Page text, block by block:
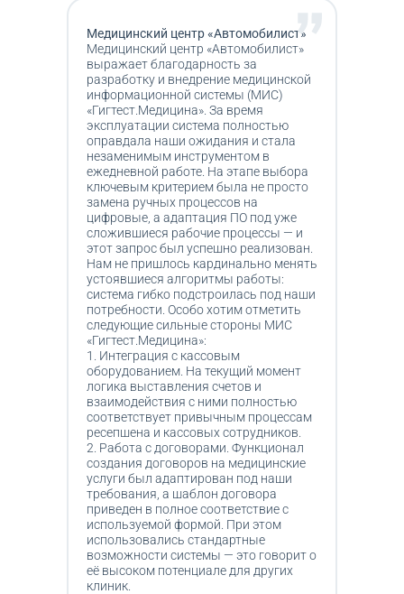
Медицинский центр «Автомобилист»
Медицинский центр «Автомобилист»
выражает благодарность за
разработку и внедрение медицинской
информационной системы (МИС)
«Гигтест.Медицина». За время
эксплуатации система полностью
оправдала наши ожидания и стала
незаменимым инструментом в
ежедневной работе. На этапе выбора
ключевым критерием была не просто
замена ручных процессов на
цифровые, а адаптация ПО под уже
сложившиеся рабочие процессы — и
этот запрос был успешно реализован.
Нам не пришлось кардинально менять
устоявшиеся алгоритмы работы:
система гибко подстроилась под наши
потребности. Особо хотим отметить
следующие сильные стороны МИС
«Гигтест.Медицина»:
1. Интеграция с кассовым
оборудованием. На текущий момент
логика выставления счетов и
взаимодействия с ними полностью
соответствует привычным процессам
ресепшена и кассовых сотрудников.
2. Работа с договорами. Функционал
создания договоров на медицинские
услуги был адаптирован под наши
требования, а шаблон договора
приведен в полное соответствие с
используемой формой. При этом
использовались стандартные
возможности системы — это говорит о
её высоком потенциале для других
клиник.